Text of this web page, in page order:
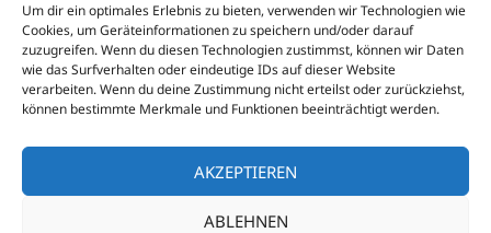
Um dir ein optimales Erlebnis zu bieten, verwenden wir Technologien wie
Cookies, um Geräteinformationen zu speichern und/oder darauf
zuzugreifen. Wenn du diesen Technologien zustimmst, können wir Daten
wie das Surfverhalten oder eindeutige IDs auf dieser Website
verarbeiten. Wenn du deine Zustimmung nicht erteilst oder zurückziehst,
können bestimmte Merkmale und Funktionen beeinträchtigt werden.
AKZEPTIEREN
ABLEHNEN
Aerobic American Football Badminton
Basketball
Bergsteigen
Boxen Cardio Eishockey
Eislaufen
Rudersport
Schneeschuhwandern